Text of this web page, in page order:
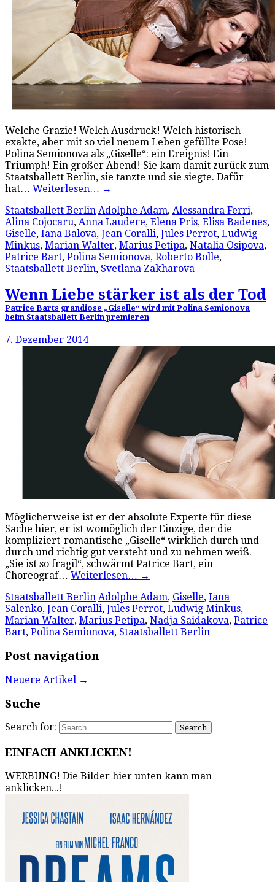
Welche Grazie! Welch Ausdruck! Welch historisch
exakte, aber mit so viel neuem Leben gefüllte Pose!
Polina Semionova als „Giselle“: ein Ereignis! Ein
Triumph! Ein großer Abend! Sie kam damit zurück zum
Staatsballett Berlin, sie tanzte und sie siegte. Dafür
hat… Weiterlesen… →
Staatsballett Berlin Adolphe Adam, Alessandra Ferri,
Alina Cojocaru, Anna Laudere, Elena Pris, Elisa Badenes,
Giselle, Iana Balova, Jean Coralli, Jules Perrot, Ludwig
Minkus, Marian Walter, Marius Petipa, Natalia Osipova,
Patrice Bart, Polina Semionova, Roberto Bolle,
Staatsballett Berlin, Svetlana Zakharova
Wenn Liebe stärker ist als der Tod
Patrice Barts grandiose „Giselle“ wird mit Polina Semionova
beim Staatsballett Berlin premieren
7. Dezember 2014
Möglicherweise ist er der absolute Experte für diese
Sache hier, er ist womöglich der Einzige, der die
kompliziert-romantische „Giselle“ wirklich durch und
durch und richtig gut versteht und zu nehmen weiß.
„Sie ist so fragil“, schwärmt Patrice Bart, ein
Choreograf… Weiterlesen… →
Staatsballett Berlin Adolphe Adam, Giselle, Iana
Salenko, Jean Coralli, Jules Perrot, Ludwig Minkus,
Marian Walter, Marius Petipa, Nadja Saidakova, Patrice
Bart, Polina Semionova, Staatsballett Berlin
Post navigation
Neuere Artikel →
Suche
Search for:
EINFACH ANKLICKEN!
WERBUNG! Die Bilder hier unten kann man
anklicken...!